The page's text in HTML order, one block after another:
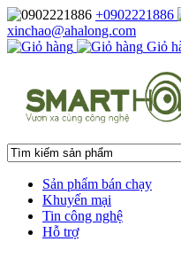
+0902221886
xinchao@ahalong.com
Giỏ
Sản phẩm bán chạy
Khuyến mại
Tin công nghệ
Hỗ trợ